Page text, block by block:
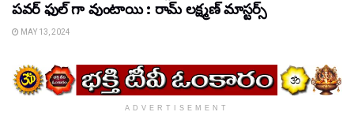
పవర్ ఫుల్ గా వుంటాయి : రామ్ లక్ష్మణ్ మాస్టర్స్
MAY 13, 2024
ADVERTISEMENT